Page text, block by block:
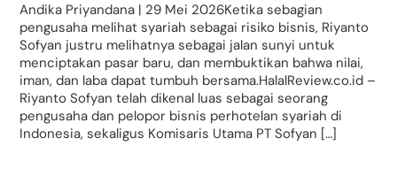
Andika Priyandana | 29 Mei 2026Ketika sebagian
pengusaha melihat syariah sebagai risiko bisnis, Riyanto
Sofyan justru melihatnya sebagai jalan sunyi untuk
menciptakan pasar baru, dan membuktikan bahwa nilai,
iman, dan laba dapat tumbuh bersama.HalalReview.co.id –
Riyanto Sofyan telah dikenal luas sebagai seorang
pengusaha dan pelopor bisnis perhotelan syariah di
Indonesia, sekaligus Komisaris Utama PT Sofyan […]